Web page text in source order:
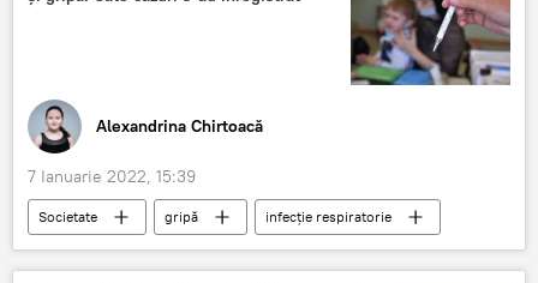
Alexandrina Chirtoacă
7 Ianuarie 2022, 15:39
Societate gripă
infecție respiratorie
ANSP
Știri din Moldova